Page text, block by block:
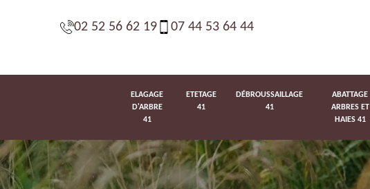
02 52 56 62 19 07 44 53 64 44
ELAGAGE
D'ARBRE
41
ETETAGE
41
DÉBROUSSAILLAGE
41
ABATTAGE
ARBRES ET
HAIES 41